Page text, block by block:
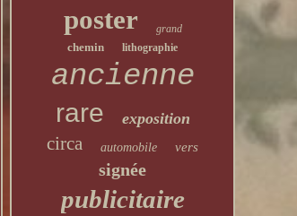
poster grand
chemin lithographie
ancienne
rare exposition
circa automobile vers
signée
publicitaire